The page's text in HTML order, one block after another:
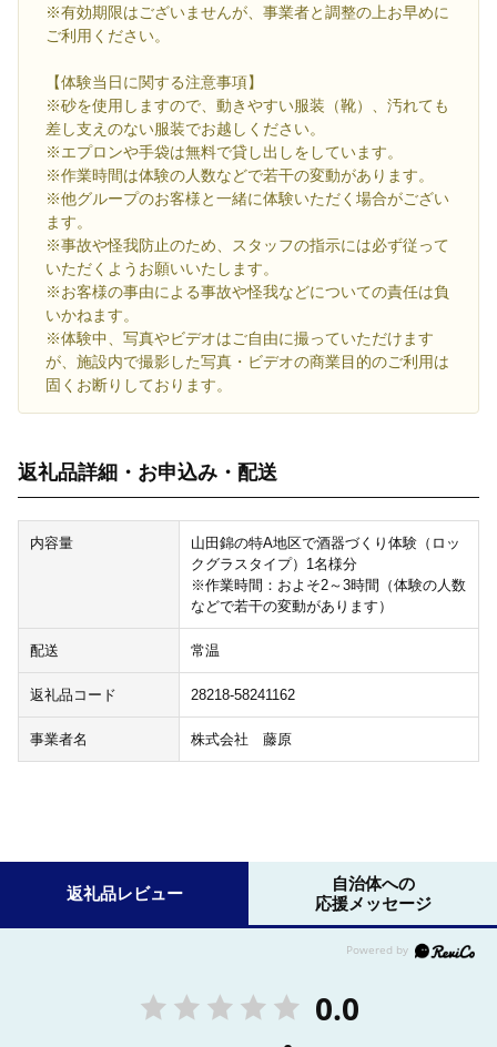
※有効期限はございませんが、事業者と調整の上お早めに
ご利用ください。
【体験当日に関する注意事項】
※砂を使用しますので、動きやすい服装（靴）、汚れても
差し支えのない服装でお越しください。
※エプロンや手袋は無料で貸し出しをしています。
※作業時間は体験の人数などで若干の変動があります。
※他グループのお客様と一緒に体験いただく場合がござい
ます。
※事故や怪我防止のため、スタッフの指示には必ず従って
いただくようお願いいたします。
※お客様の事由による事故や怪我などについての責任は負
いかねます。
※体験中、写真やビデオはご自由に撮っていただけます
が、施設内で撮影した写真・ビデオの商業目的のご利用は
固くお断りしております。
返礼品詳細・お申込み・配送
内容量
山田錦の特A地区で酒器づくり体験（ロッ
クグラスタイプ）1名様分
※作業時間：およそ2～3時間（体験の人数
などで若干の変動があります）
配送 常温
返礼品コード 28218-58241162
事業者名 株式会社 藤原
返礼品レビュー
自治体への
応援メッセージ
0.0